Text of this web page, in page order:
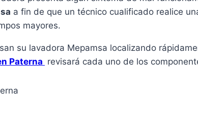
a fin de que un técnico cualificado realice
mayores.
su lavadora Mepamsa localizando
Paterna revisará cada uno de los